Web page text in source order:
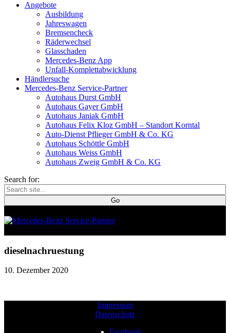
Angebote
Ausbildung
Jahreswagen
Bremsencheck
Räderwechsel
Glasschaden
Mercedes-Benz App
Unfall-Komplettabwicklung
Händlersuche
Mercedes-Benz Service-Partner
Autohaus Durst GmbH
Autohaus Gayer GmbH
Autohaus Janiak GmbH
Autohaus Felix Kloz GmbH – Standort Korntal
Auto-Dienst Pflieger GmbH & Co. KG
Autohaus Schöttle GmbH
Autohaus Weiss GmbH
Autohaus Zweig GmbH & Co. KG
Search for:
dieselnachruestung
10. Dezember 2020
Impressum
Datenschutz